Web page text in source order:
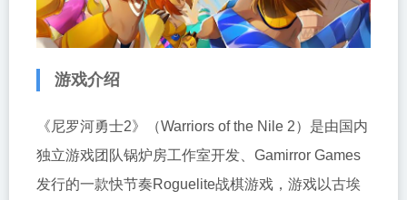
游戏介绍
《尼罗河勇士2》（Warriors of the Nile 2）是由国内
独立游戏团队锅炉房工作室开发、Gamirror Games
发行的一款快节奏Roguelite战棋游戏，游戏以古埃